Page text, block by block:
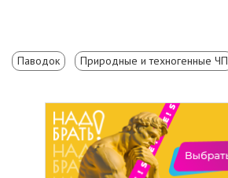
Паводок Природные и техногенные ЧП